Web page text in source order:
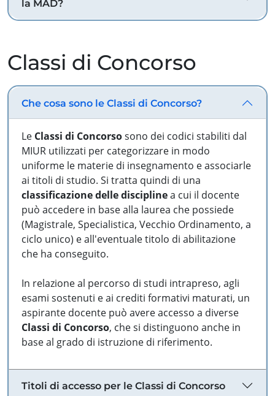
la MAD?
Classi di Concorso
Che cosa sono le Classi di Concorso?
Le Classi di Concorsosono dei codici stabiliti dal
MIUR utilizzati per categorizzare in modo
uniforme le materie di insegnamento e associarle
ai titoli di studio. Si tratta quindi di una
classificazione delle disciplinea cui il docente
può accedere in base alla laurea che possiede
(Magistrale, Specialistica, Vecchio Ordinamento, a
ciclo unico) e all'eventuale titolo di abilitazione
che ha conseguito.
In relazione al percorso di studi intrapreso, agli
esami sostenuti e ai crediti formativi maturati, un
aspirante docente può avere accesso a diverse
Classi di Concorso, che si distinguono anche in
base al grado di istruzione di riferimento.
Titoli di accesso per le Classi di Concorso